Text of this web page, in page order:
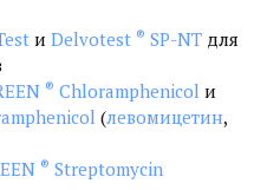
и Delvotest ® SP-NT для
® Chloramphenicol и
(левомицетин,
® Streptomycin